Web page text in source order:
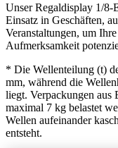
Unser Regaldisplay 1/8-
Einsatz in Geschäften,
Veranstaltungen, um
Aufmerksamkeit
* Die Wellenteilung (t)
mm, während die
liegt. Verpackungen aus
maximal 7 kg belastet
Wellen aufeinander
entsteht.